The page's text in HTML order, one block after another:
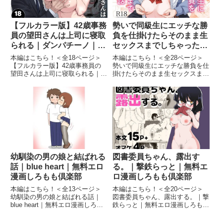
【フルカラー版】42歳事務
員の望田さんは上司に寝取
られる｜ダンパチーノ｜無
料エロ漫画しろもも倶楽部
本編はこちら！＜全18ページ＞
【フルカラー版】42歳事務員の
望田さんは上司に寝取られる｜ダ
も倶楽部【フルカラー版】42歳
事務員の望田さんは上司に寝取ら
れる 画像1【フルカラー版】42歳
事務員の望田さんは上司に寝...
勢いで同級生にエッチな勝
負を仕掛けたらそのまま生
セックスまでしちゃった話
｜琵琶楽団｜無料エロ漫画
しろもも倶楽部
本編はこちら！＜全28ページ＞
勢いで同級生にエッチな勝負を仕
掛けたらそのまま生セックスまで
ロ漫画しろもも倶楽部勢いで同級
生にエッチな勝負を仕掛けたらそ
のまま生セックスまでしちゃった
話 画像1勢いで同級生にエッチ...
幼馴染の男の娘と結ばれる
話｜blue heart｜無料エロ
漫画しろもも倶楽部
本編はこちら！＜全13ページ＞
幼馴染の男の娘と結ばれる話｜
blue heart｜無料エロ漫画しろも
図書委員ちゃん、露出す
る。｜撃鉄らっと｜無料エ
ロ漫画しろもも倶楽部
本編はこちら！＜全20ページ＞
図書委員ちゃん、露出する。｜撃
鉄らっと｜無料エロ漫画しろもも